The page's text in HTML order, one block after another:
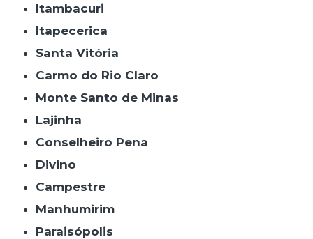
Itambacuri
Itapecerica
Santa Vitória
Carmo do Rio Claro
Monte Santo de Minas
Lajinha
Conselheiro Pena
Divino
Campestre
Manhumirim
Paraisópolis